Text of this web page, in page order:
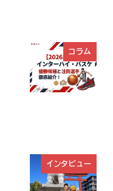
コラム
インタビュー